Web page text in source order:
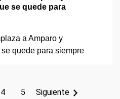
se quede para
4 5 Siguiente